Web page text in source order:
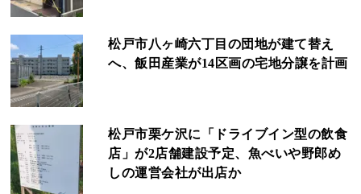
松戸市八ヶ崎六丁目の団地が建て替え
へ、飯田産業が14区画の宅地分譲を計画
松戸市栗ケ沢に「ドライブイン型の飲食
店」が2店舗建設予定、魚べいや野郎め
しの運営会社が出店か